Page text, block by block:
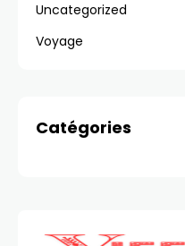
Uncategorized
Voyage
Catégories